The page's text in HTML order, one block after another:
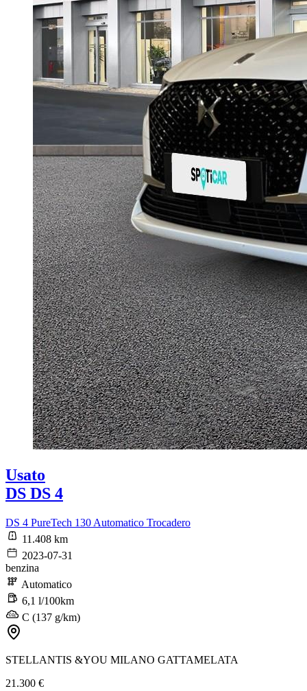
Usato
DS DS 4
DS 4 PureTech 130 Automatico Trocadero
11.408 km
2023-07-31
benzina
Automatico
6,1 l/100km
C (137 g/km)
STELLANTIS &YOU MILANO GATTAMELATA
21.300 €